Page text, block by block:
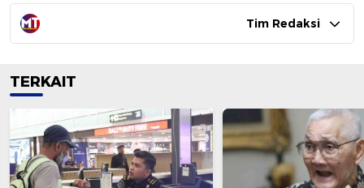
Tim Redaksi
TERKAIT